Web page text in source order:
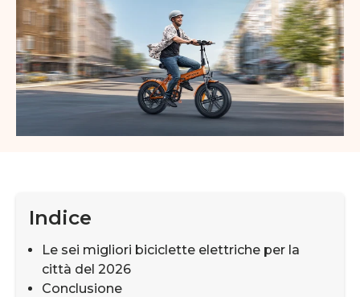
Indice
Le sei migliori biciclette elettriche per la
città del 2026
Conclusione